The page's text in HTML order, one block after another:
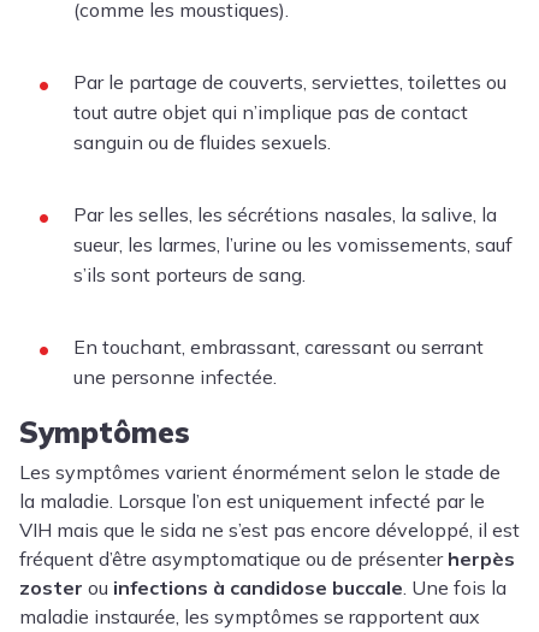
(comme les moustiques).
Par le partage de couverts, serviettes, toilettes ou
tout autre objet qui n’implique pas de contact
sanguin ou de fluides sexuels.
Par les selles, les sécrétions nasales, la salive, la
sueur, les larmes, l’urine ou les vomissements, sauf
s’ils sont porteurs de sang.
En touchant, embrassant, caressant ou serrant
une personne infectée.
Symptômes
Les symptômes varient énormément selon le stade de
la maladie. Lorsque l’on est uniquement infecté par le
VIH mais que le sida ne s’est pas encore développé, il est
fréquent d’être asymptomatique ou de présenter herpès
zoster ou infections à candidose buccale. Une fois la
maladie instaurée, les symptômes se rapportent aux